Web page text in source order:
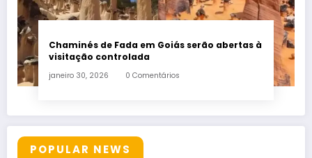
Chaminés de Fada em Goiás serão abertas à
visitação controlada
janeiro 30, 2026 0 Comentários
POPULAR NEWS